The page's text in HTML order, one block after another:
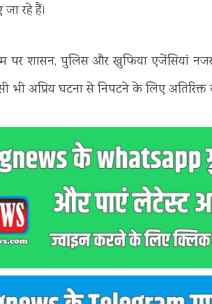
रहे हैं।
पर शासन, पुलिस और खुफिया एजेंसियां नजर
भी अप्रिय घटना से निपटने के लिए अतिरिक्त